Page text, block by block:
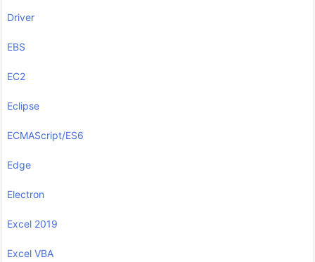
Driver
EBS
EC2
Eclipse
ECMAScript/ES6
Edge
Electron
Excel 2019
Excel VBA